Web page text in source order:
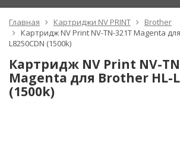
Главная Картриджи NV PRINT
Brother
Картридж NV Print NV-TN-321T Magenta
L8250CDN (1500k)
Картридж NV Print NV-
Magenta для Brother HL-
(1500k)